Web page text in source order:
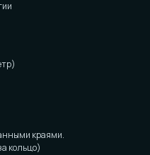
краями.
кольцо)